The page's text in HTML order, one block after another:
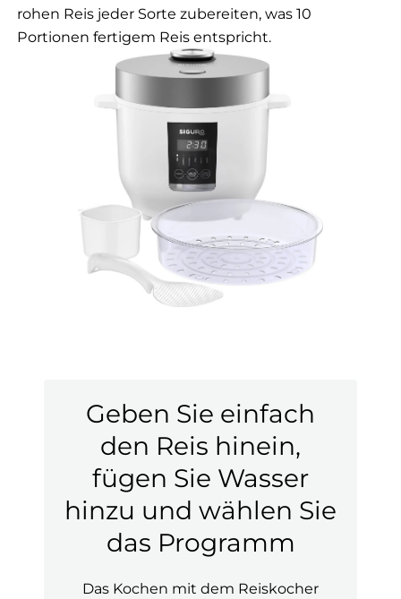
rohen Reis jeder Sorte zubereiten, was 10
Portionen fertigem Reis entspricht.
Geben Sie einfach
den Reis hinein,
fügen Sie Wasser
hinzu und wählen Sie
das Programm
Das Kochen mit dem Reiskocher